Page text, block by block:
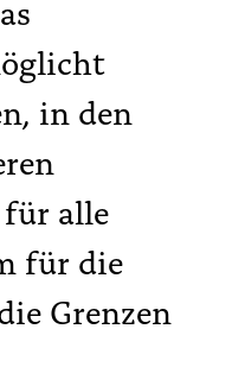
in den
alle
für die
Grenzen